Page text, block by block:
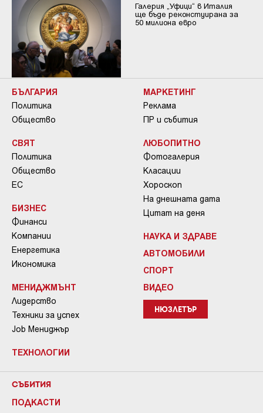
Галерия „Уфици“ в Италия
ще бъде реконстуирана за
50 милиона евро
БЪЛГАРИЯ
Политика
Общество
СВЯТ
Политика
Общество
ЕС
БИЗНЕС
Финанси
Компании
Енергетика
Икономика
МЕНИДЖМЪНТ
Лидерство
Техники за успех
Job Мениджър
ТЕХНОЛОГИИ
МАРКЕТИНГ
Реклама
ПР и събития
ЛЮБОПИТНО
Фотогалерия
Класации
Хороскоп
На днешната дата
Цитат на деня
НАУКА И ЗДРАВЕ
АВТОМОБИЛИ
СПОРТ
ВИДЕО
НЮЗЛЕТЪР
СЪБИТИЯ
ПОДКАСТИ